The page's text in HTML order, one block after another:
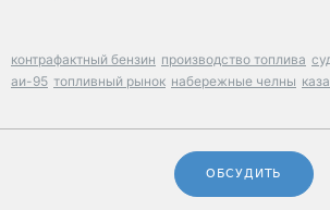
контрафактный бензин производство топлива
аи-95 топливный рынок набережные челны
ОБСУДИТЬ